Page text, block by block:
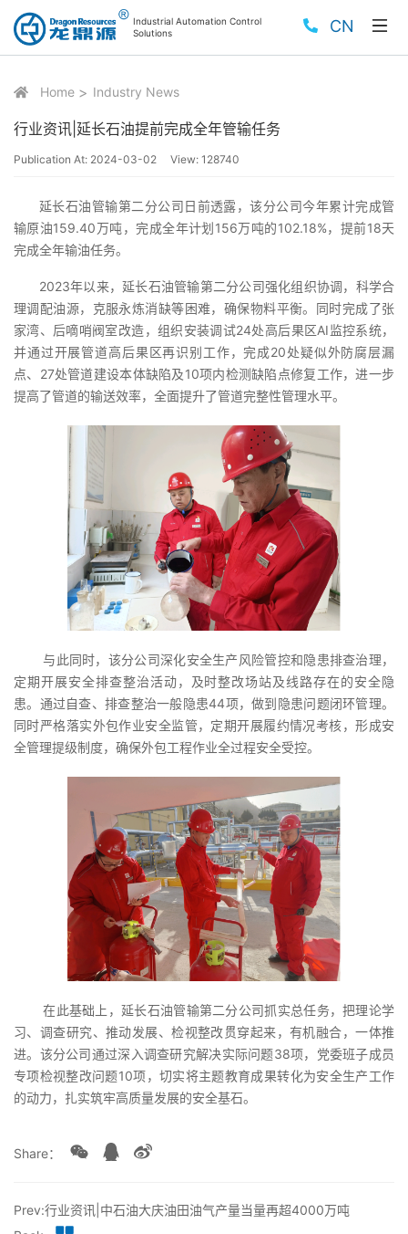
Industrial Automation Control
Solutions
CN
Home Industry News
行业资讯|延长石油提前完成全年管输任务
Publication At: 2024-03-02 View: 128740
延长石油管输第二分公司日前透露，该分公司今年累计完成管
输原油159.40万吨，完成全年计划156万吨的102.18%，提前18天
完成全年输油任务。
2023年以来，延长石油管输第二分公司强化组织协调，科学合
理调配油源，克服永炼消缺等困难，确保物料平衡。同时完成了张
家湾、后嘀哨阀室改造，组织安装调试24处高后果区AI监控系统，
并通过开展管道高后果区再识别工作，完成20处疑似外防腐层漏
点、27处管道建设本体缺陷及10项内检测缺陷点修复工作，进一步
提高了管道的输送效率，全面提升了管道完整性管理水平。
与此同时，该分公司深化安全生产风险管控和隐患排查治理，
定期开展安全排查整治活动，及时整改场站及线路存在的安全隐
患。通过自查、排查整治一般隐患44项，做到隐患问题闭环管理。
同时严格落实外包作业安全监管，定期开展履约情况考核，形成安
全管理提级制度，确保外包工程作业全过程安全受控。
在此基础上，延长石油管输第二分公司抓实总任务，把理论学
习、调查研究、推动发展、检视整改贯穿起来，有机融合，一体推
进。该分公司通过深入调查研究解决实际问题38项，党委班子成员
专项检视整改问题10项，切实将主题教育成果转化为安全生产工作
的动力，扎实筑牢高质量发展的安全基石。
Share：
Prev:行业资讯|中石油大庆油田油气产量当量再超4000万吨